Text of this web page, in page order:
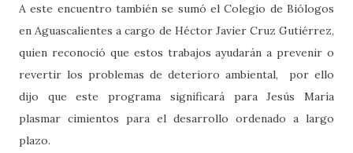
A este encuentro también se sumó el Colegio de Biólogos
en Aguascalientes a cargo de Héctor Javier Cruz Gutiérrez,
quien reconoció que estos trabajos ayudarán a prevenir o
revertir los problemas de deterioro ambiental, por ello
dijo que este programa significará para Jesús María
plasmar cimientos para el desarrollo ordenado a largo
plazo.